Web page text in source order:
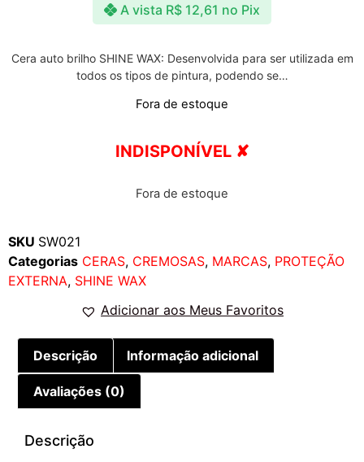
A vista R$ 12,61 no Pix
Cera auto brilho SHINE WAX: Desenvolvida para ser utilizada em
todos os tipos de pintura, podendo se…
Fora de estoque
INDISPONÍVEL ✘
Fora de estoque
SKU SW021
Categorias CERAS, CREMOSAS, MARCAS, PROTEÇÃO
EXTERNA, SHINE WAX
Adicionar aos Meus Favoritos
Descrição Informação adicional
Avaliações (0)
Descrição